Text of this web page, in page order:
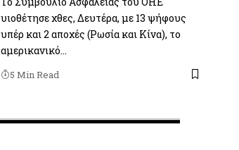
υιοθέτησε χθες, Δευτέρα, με 13 ψήφους
υπέρ και 2 αποχές (Ρωσία και Κίνα), το
αμερικανικό…
5 Min Read